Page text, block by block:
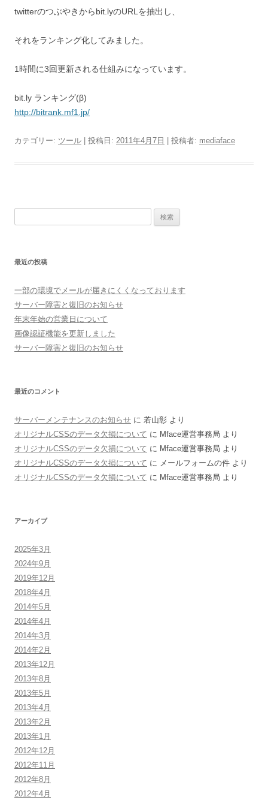
twitterのつぶやきからbit.lyのURLを抽出し、
それをランキング化してみました。
1時間に3回更新される仕組みになっています。
bit.ly ランキング(β)
http://bitrank.mf1.jp/
カテゴリー: ツール | 投稿日: 2011年4月7日 投稿者: mediaface
最近の投稿
一部の環境でメールが届きにくくなっております
サーバー障害と復旧のお知らせ
年末年始の営業日について
画像認証機能を更新しました
サーバー障害と復旧のお知らせ
最近のコメント
サーバーメンテナンスのお知らせ に 若山彰 より
オリジナルCSSのデータ欠損について に Mface運営事務局 より
オリジナルCSSのデータ欠損について に Mface運営事務局 より
オリジナルCSSのデータ欠損について に メールフォームの件 より
オリジナルCSSのデータ欠損について に Mface運営事務局 より
アーカイブ
2025年3月
2024年9月
2019年12月
2018年4月
2014年5月
2014年4月
2014年3月
2014年2月
2013年12月
2013年8月
2013年5月
2013年4月
2013年2月
2013年1月
2012年12月
2012年11月
2012年8月
2012年4月